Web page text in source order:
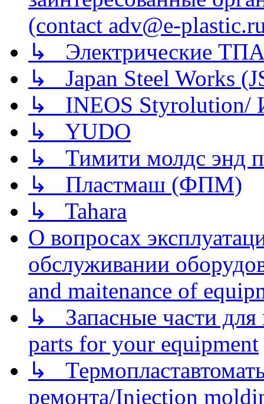
(contact adv@e-
↳ Электрические
↳ Japan Steel Works
↳ INEOS
↳ YUDO
↳ Тимити молдс энд
↳ Пластмаш (ФПМ)
↳ Tahara
О вопросах
обслуживании
and maitenance of
↳ Запасные части для
parts for your equipment
↳
ремонта/Injection